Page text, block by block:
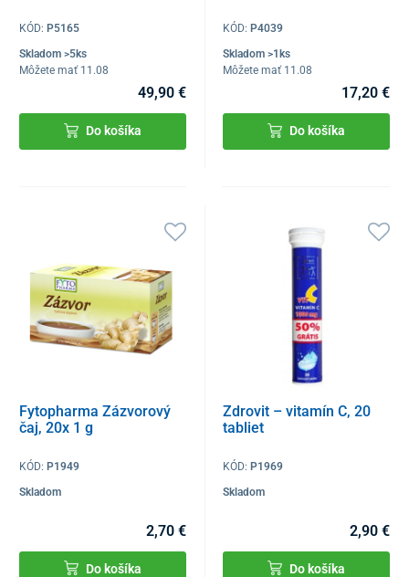
KÓD: P5165
Skladom >5ks
Môžete mať 11.08
49,90 €
Do košíka
KÓD:P4039
Skladom >1ks
Môžete mať 11.08
17,20 €
Do košíka
Fytopharma Zázvorový
čaj, 20x 1 g
KÓD: P1949
Skladom
2,70 €
Do košíka
Zdrovit – vitamín C, 20
tabliet
KÓD:P1969
Skladom
2,90 €
Do košíka